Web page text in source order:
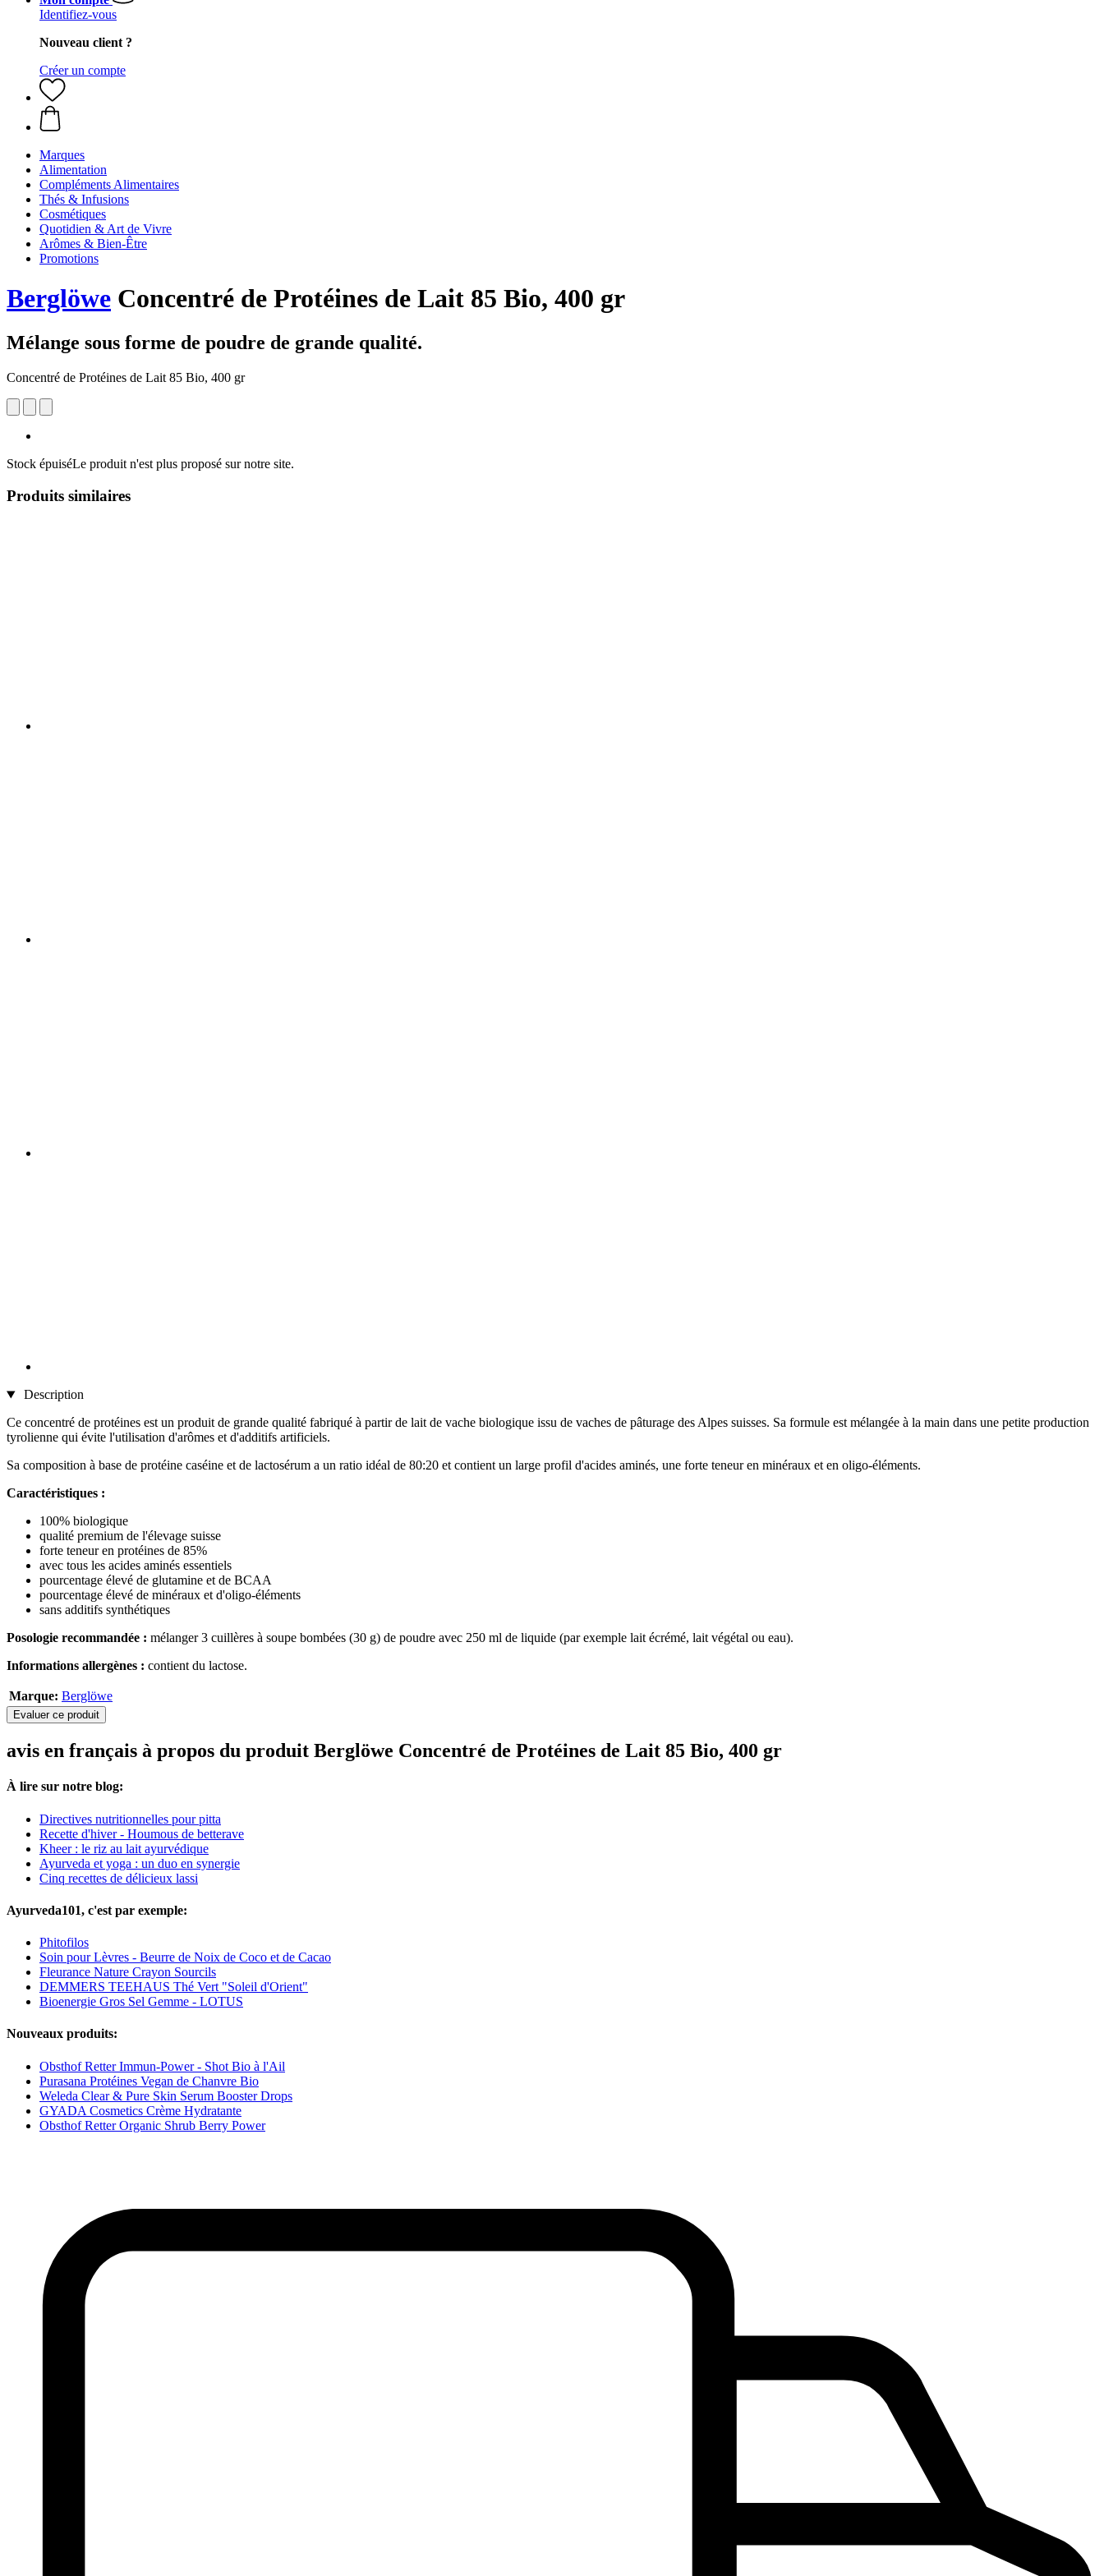
Identifiez-vous
Nouveau client ?
Créer un compte
Marques
Alimentation
Compléments Alimentaires
Thés & Infusions
Cosmétiques
Quotidien & Art de Vivre
Arômes & Bien-Être
Promotions
Berglöwe Concentré de Protéines de Lait 85 Bio, 400 gr
Mélange sous forme de poudre de grande qualité.
Concentré de Protéines de Lait 85 Bio, 400 gr
Stock épuiséLe produit n'est plus proposé sur notre site.
Produits similaires
Description
Ce concentré de protéines est un produit de grande qualité fabriqué à partir de lait de vache biologique issu de vaches de pâturage des Alpes suisses. Sa formule est mélangée à la main dans une petite production
tyrolienne qui évite l'utilisation d'arômes et d'additifs artificiels.
Sa composition à base de protéine caséine et de lactosérum a un ratio idéal de 80:20 et contient un large profil d'acides aminés, une forte teneur en minéraux et en oligo-éléments.
Caractéristiques :
100% biologique
qualité premium de l'élevage suisse
forte teneur en protéines de 85%
avec tous les acides aminés essentiels
pourcentage élevé de glutamine et de BCAA
pourcentage élevé de minéraux et d'oligo-éléments
sans additifs synthétiques
Posologie recommandée : mélanger 3 cuillères à soupe bombées (30 g) de poudre avec 250 ml de liquide (par exemple lait écrémé, lait végétal ou eau).
Informations allergènes : contient du lactose.
Marque: Berglöwe
Evaluer ce produit
avis en français à propos du produit Berglöwe Concentré de Protéines de Lait 85 Bio, 400 gr
À lire sur notre blog:
Directives nutritionnelles pour pitta
Recette d'hiver - Houmous de betterave
Kheer : le riz au lait ayurvédique
Ayurveda et yoga : un duo en synergie
Cinq recettes de délicieux lassi
Ayurveda101, c'est par exemple:
Phitofilos
Soin pour Lèvres - Beurre de Noix de Coco et de Cacao
Fleurance Nature Crayon Sourcils
DEMMERS TEEHAUS Thé Vert "Soleil d'Orient"
Bioenergie Gros Sel Gemme - LOTUS
Nouveaux produits:
Obsthof Retter Immun-Power - Shot Bio à l'Ail
Purasana Protéines Vegan de Chanvre Bio
Weleda Clear & Pure Skin Serum Booster Drops
GYADA Cosmetics Crème Hydratante
Obsthof Retter Organic Shrub Berry Power